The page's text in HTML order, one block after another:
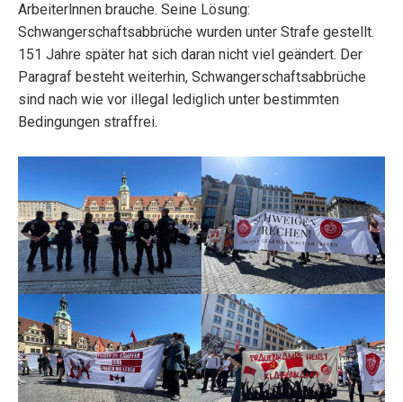
Arbeiterlnnen brauche. Seine Lösung:
Schwangerschaftsabbrüche wurden unter Strafe gestellt.
151 Jahre später hat sich daran nicht viel geändert. Der
Paragraf besteht weiterhin, Schwangerschaftsabbrüche
sind nach wie vor illegal lediglich unter bestimmten
Bedingungen straffrei.